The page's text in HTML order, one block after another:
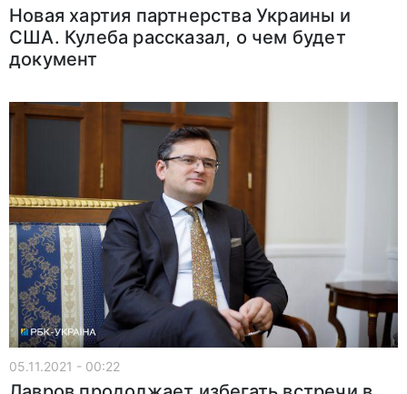
Новая хартия партнерства Украины и
США. Кулеба рассказал, о чем будет
документ
05.11.2021 - 00:22